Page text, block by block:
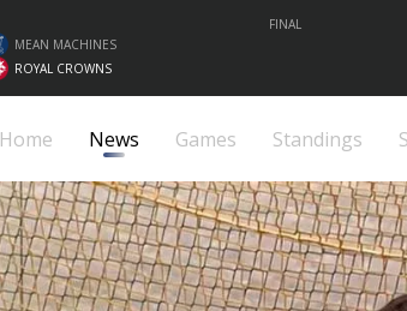
FINAL
MEAN MACHINES
ROYAL CROWNS
Home News Games Standings